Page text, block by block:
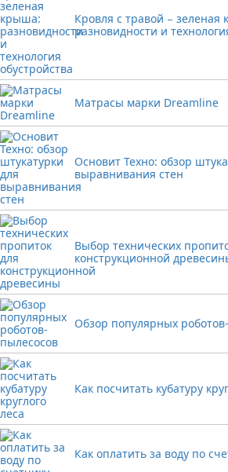
Кровля с травой − зеленая
разновидности и
Матрасы марки Dreamline
Основит Техно: обзор
выравнивания стен
Выбор технических
конструкционной
Обзор популярных
Как посчитать кубатуру
Как оплатить за воду по